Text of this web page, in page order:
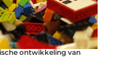
ontwikkeling van